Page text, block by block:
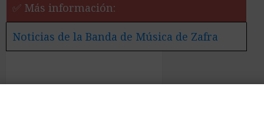
✅ Más información:
Noticias de la Banda de Música de Zafra